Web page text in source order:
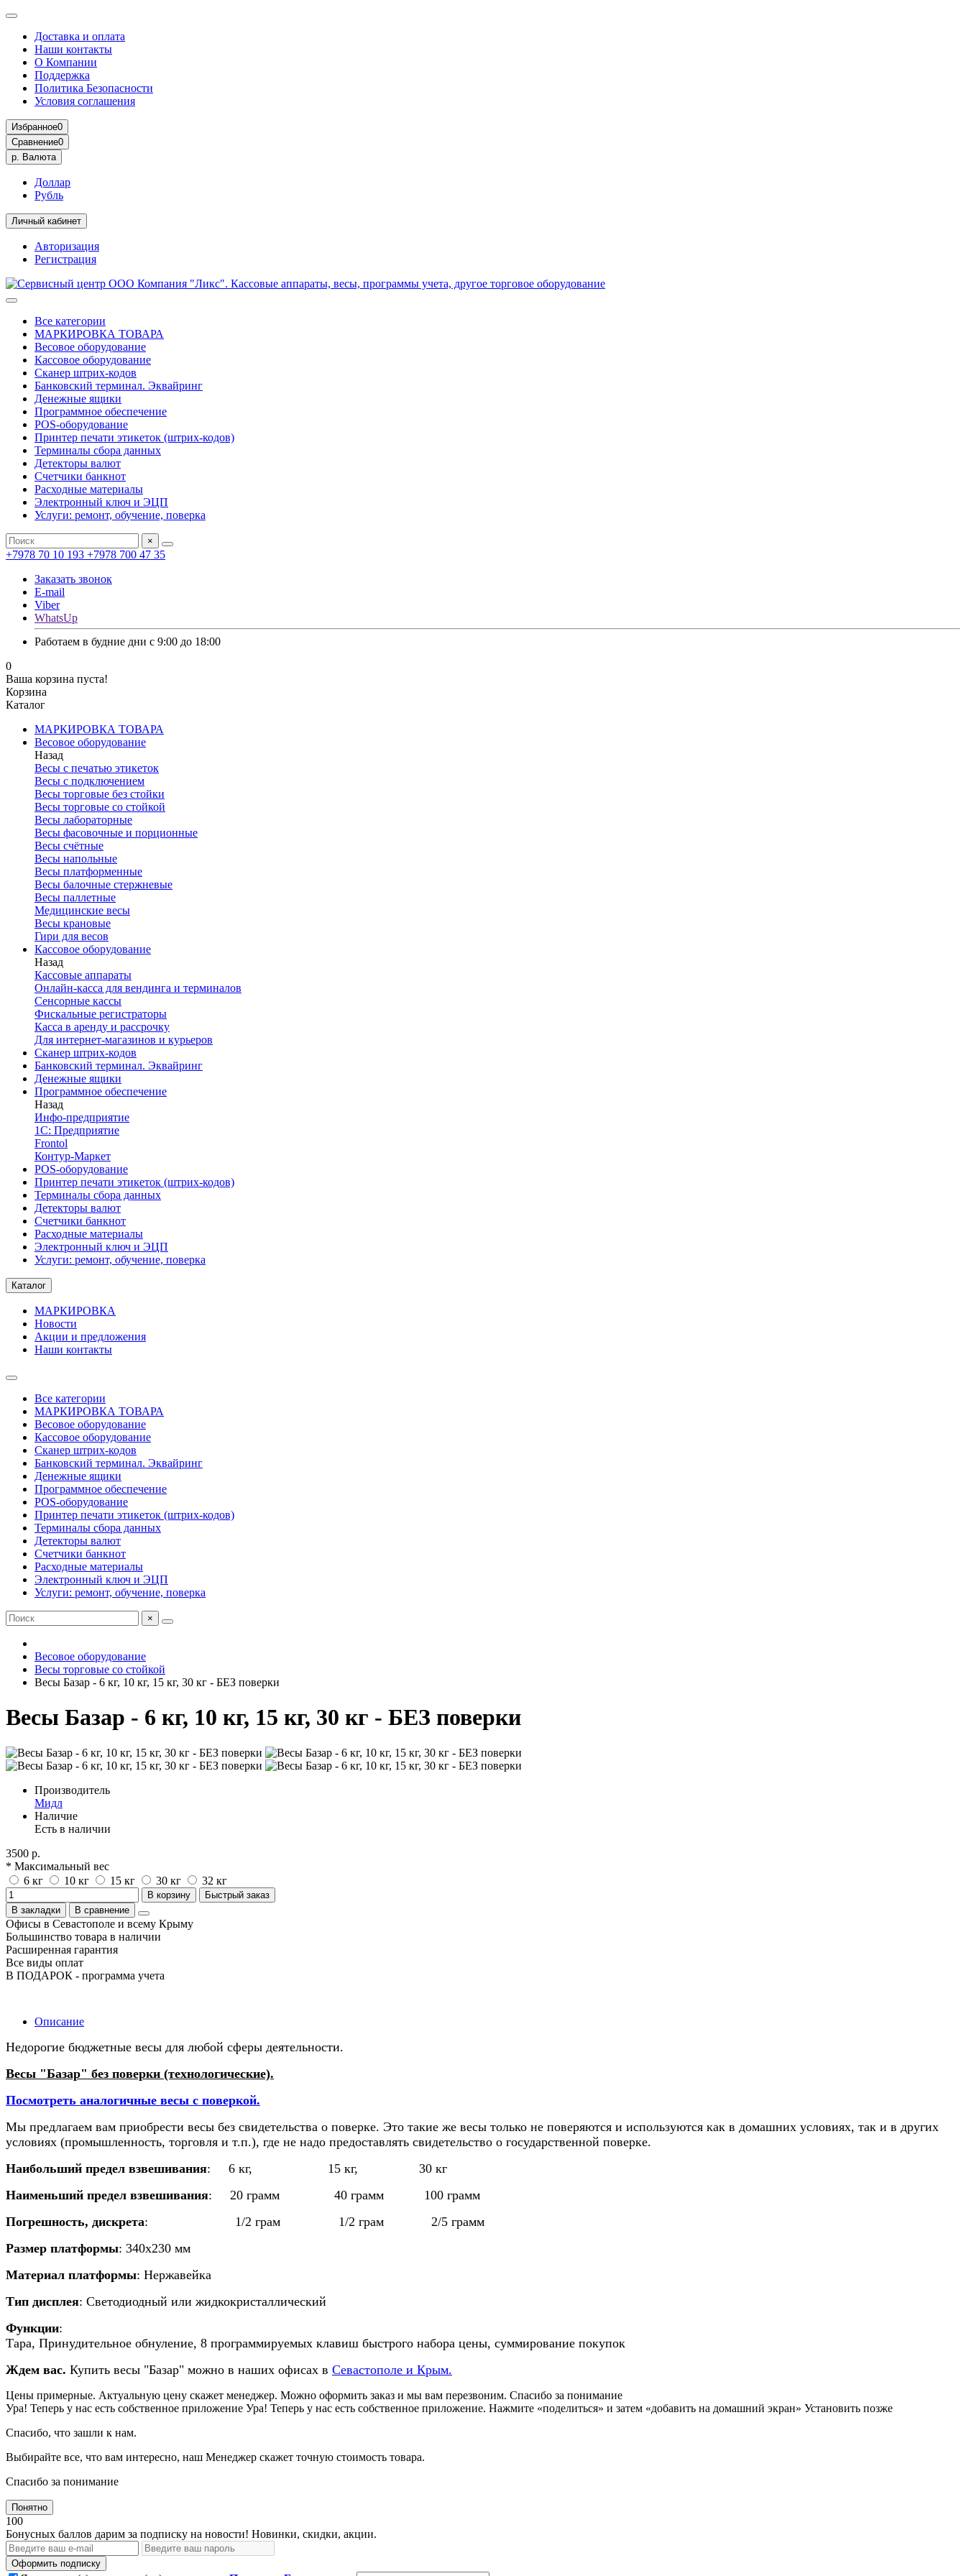
Доставка и оплата
Наши контакты
О Компании
Поддержка
Политика Безопасности
Условия соглашения
Избранное0
Сравнение0
р. Валюта
Доллар
Рубль
Личный кабинет
Авторизация
Регистрация
Все категории
МАРКИРОВКА ТОВАРА
Весовое оборудование
Кассовое оборудование
Сканер штрих-кодов
Банковский терминал. Эквайринг
Денежные ящики
Программное обеспечение
POS-оборудование
Принтер печати этикеток (штрих-кодов)
Терминалы сбора данных
Детекторы валют
Счетчики банкнот
Расходные материалы
Электронный ключ и ЭЦП
Услуги: ремонт, обучение, поверка
×
+7978 70 10 193 +7978 700 47 35
Заказать звонок
E-mail
Viber
WhatsUp
Работаем в будние дни с 9:00 до 18:00
0
Ваша корзина пуста!
Корзина
Каталог
МАРКИРОВКА ТОВАРА
Весовое оборудование
Назад
Весы с печатью этикеток
Весы с подключением
Весы торговые без стойки
Весы торговые со стойкой
Весы лабораторные
Весы фасовочные и порционные
Весы счётные
Весы напольные
Весы платформенные
Весы балочные стержневые
Весы паллетные
Медицинские весы
Весы крановые
Гири для весов
Кассовое оборудование
Назад
Кассовые аппараты
Онлайн-касса для вендинга и терминалов
Сенсорные кассы
Фискальные регистраторы
Касса в аренду и рассрочку
Для интернет-магазинов и курьеров
Сканер штрих-кодов
Банковский терминал. Эквайринг
Денежные ящики
Программное обеспечение
Назад
Инфо-предприятие
1С: Предприятие
Frontol
Контур-Маркет
POS-оборудование
Принтер печати этикеток (штрих-кодов)
Терминалы сбора данных
Детекторы валют
Счетчики банкнот
Расходные материалы
Электронный ключ и ЭЦП
Услуги: ремонт, обучение, поверка
Каталог
МАРКИРОВКА
Новости
Акции и предложения
Наши контакты
Все категории
МАРКИРОВКА ТОВАРА
Весовое оборудование
Кассовое оборудование
Сканер штрих-кодов
Банковский терминал. Эквайринг
Денежные ящики
Программное обеспечение
POS-оборудование
Принтер печати этикеток (штрих-кодов)
Терминалы сбора данных
Детекторы валют
Счетчики банкнот
Расходные материалы
Электронный ключ и ЭЦП
Услуги: ремонт, обучение, поверка
×
Весовое оборудование
Весы торговые со стойкой
Весы Базар - 6 кг, 10 кг, 15 кг, 30 кг - БЕЗ поверки
Весы Базар - 6 кг, 10 кг, 15 кг, 30 кг - БЕЗ поверки
Производитель
Мидл
Наличие
Есть в наличии
3500 р.
* Максимальный вес
6 кг
10 кг 15 кг 30 кг 32 кг
В корзину
Быстрый заказ
В закладки
В сравнение
Офисы в Севастополе и всему Крыму
Большинство товара в наличии
Расширенная гарантия
Все виды оплат
В ПОДАРОК - программа учета
Описание
Недорогие бюджетные весы для любой сферы деятельности.
Весы "Базар" без поверки (технологические).
Посмотреть аналогичные весы с поверкой.
Мы предлагаем вам приобрести весы без свидетельства о поверке. Это такие же весы только не поверяются и используются как в домашних условиях, так и в других
условиях (промышленность, торговля и т.п.), где не надо предоставлять свидетельство о государственной поверке.
Наибольший предел взвешивания: 6 кг, 15 кг,
30 кг
Наименьший предел взвешивания: 20 грамм 40 грамм
100 грамм
Погрешность, дискрета: 1/2 грам 1/2 грам
2/5 грамм
Размер платформы: 340х230 мм
Материал платформы: Нержавейка
Тип дисплея: Светодиодный или жидкокристаллический
Функции:
Тара, Принудительное обнуление, 8 программируемых клавиш быстрого набора цены, суммирование покупок
Ждем вас. Купить весы "Базар" можно в наших офисах в Севастополе и Крым.
Цены примерные. Актуальную цену скажет менеджер. Можно оформить заказ и мы вам перезвоним. Спасибо за понимание
Ура! Теперь у нас есть собственное приложение Ура! Теперь у нас есть собственное приложение. Нажмите «поделиться» и затем «добавить на домашний экран» Установить позже
Спасибо, что зашли к нам.
Выбирайте все, что вам интересно, наш Менеджер скажет точную стоимость товара.
Спасибо за понимание
Понятно
100
Бонусных баллов дарим за подписку на новости! Новинки, скидки, акции.
Оформить подписку